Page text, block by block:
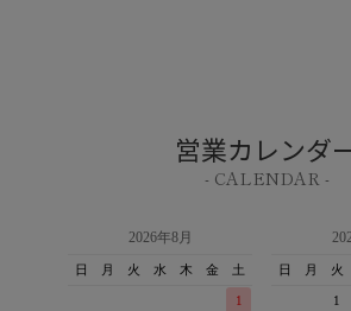
営業カレンダ
- CALENDAR -